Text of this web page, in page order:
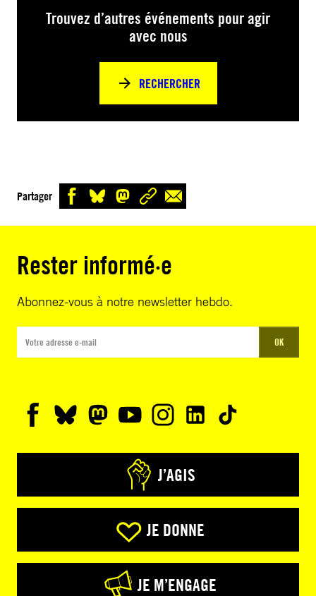
Trouvez d’autres événements pour agir
avec nous
RECHERCHER
Partager
Rester informé·e
Abonnez-vous à notre newsletter hebdo.
OK
J’AGIS
JE DONNE
JE M’ENGAGE